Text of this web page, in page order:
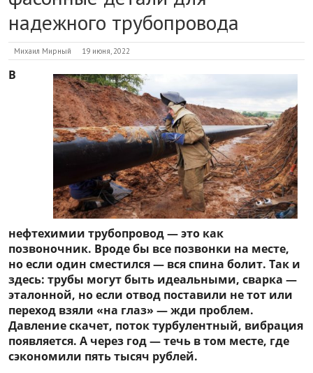
надежного трубопровода
Михаил Мирный 19 июня, 2022
В
нефтехимии трубопровод — это как
позвоночник. Вроде бы все позвонки на месте,
но если один сместился — вся спина болит. Так и
здесь: трубы могут быть идеальными, сварка —
эталонной, но если отвод поставили не тот или
переход взяли «на глаз» — жди проблем.
Давление скачет, поток турбулентный, вибрация
появляется. А через год — течь в том месте, где
сэкономили пять тысяч рублей.